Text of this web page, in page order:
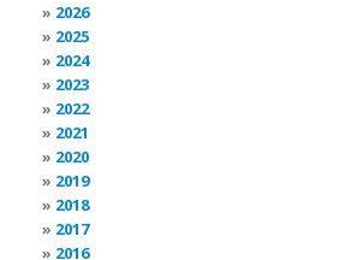
2026
2025
2024
2023
2022
2021
2020
2019
2018
2017
2016